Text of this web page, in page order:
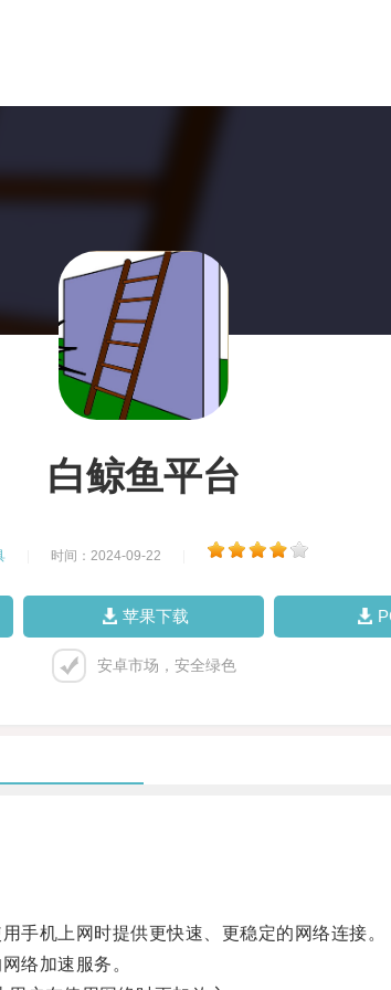
白鲸鱼平台
时间：2024-09-22
苹果下载
安卓市场，安全绿色
机上网时提供更快速、更稳定的网络连接。
络加速服务。